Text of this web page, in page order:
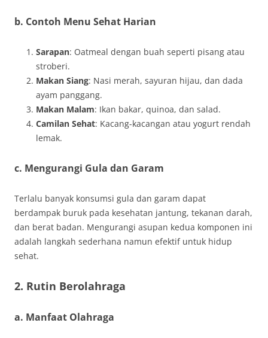
b. Contoh Menu Sehat Harian
Sarapan: Oatmeal dengan buah seperti pisang atau
stroberi.
Makan Siang: Nasi merah, sayuran hijau, dan dada
ayam panggang.
Makan Malam: Ikan bakar, quinoa, dan salad.
Camilan Sehat: Kacang-kacangan atau yogurt rendah
lemak.
c. Mengurangi Gula dan Garam
Terlalu banyak konsumsi gula dan garam dapat
berdampak buruk pada kesehatan jantung, tekanan darah,
dan berat badan. Mengurangi asupan kedua komponen ini
adalah langkah sederhana namun efektif untuk hidup
sehat.
2. Rutin Berolahraga
a. Manfaat Olahraga